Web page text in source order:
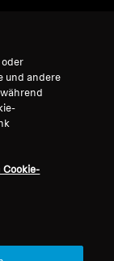
bei Sonova
Pressekontakte
Newsroom
Consumer
oder
und andere